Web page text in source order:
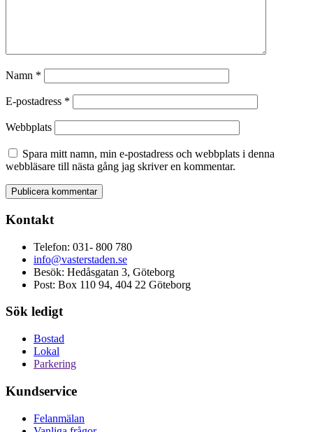
Namn *
E-postadress *
Webbplats
Spara mitt namn, min e-postadress och webbplats i denna
webbläsare till nästa gång jag skriver en kommentar.
Kontakt
Telefon: 031- 800 780
info@vasterstaden.se
Besök: Hedåsgatan 3, Göteborg
Post: Box 110 94, 404 22 Göteborg
Sök ledigt
Bostad
Lokal
Parkering
Kundservice
Felanmälan